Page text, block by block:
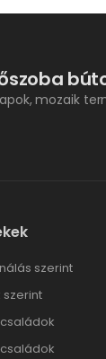
mozaik
szerint
szerint